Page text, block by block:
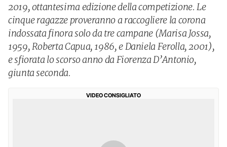
2019, ottantesima edizione della competizione. Le
cinque ragazze proveranno a raccogliere la corona
indossata finora solo da tre campane (Marisa Jossa,
1959, Roberta Capua, 1986, e Daniela Ferolla, 2001),
e sfiorata lo scorso anno da Fiorenza D’Antonio,
giunta seconda.
VIDEO CONSIGLIATO